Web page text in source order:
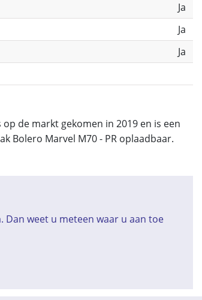
Ja
Ja
Ja
de markt gekomen in 2019 en is een
Bolero Marvel M70 - PR oplaadbaar.
Dan weet u meteen waar u aan toe